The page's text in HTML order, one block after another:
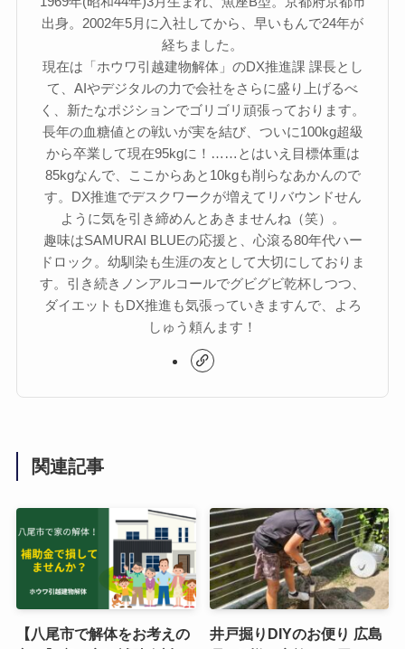
出身。2002年5月に入社してから、早いもんで24年が
経ちました。
現在は「ホウワ引越建物解体」のDX推進課 課長とし
て、AIやデジタルの力で会社をさらに盛り上げるべ
く、新たなポジションでゴリゴリ頑張っております。
長年の血糖値との戦いが実を結び、ついに100kg超級
から卒業して現在95kgに！……とはいえ目標体重は
85kgなんで、ここからあと10kgも削らなあかんので
す。DX推進でデスクワークが増えてリバウンドせん
ように気を引き締めんとあきませんね（笑）。
趣味はSAMURAI BLUEの応援と、心滾る80年代ハー
ドロック。幼馴染も生涯の友として大切にしておりま
す。引き続きノンアルコールでグビグビ乾杯しつつ、
ダイエットもDX推進も気張っていきますんで、よろ
しゅう頼んます！
関連記事
【八尾市で解体をお考えの
井戸掘りDIYのお便り 広島